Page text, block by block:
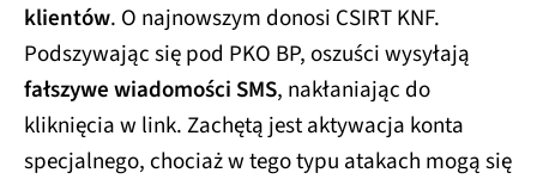
klientów. O najnowszym donosi CSIRT KNF.
Podszywając się pod PKO BP, oszuści wysyłają
fałszywe wiadomości SMS, nakłaniając do
kliknięcia w link. Zachętą jest aktywacja konta
specjalnego, chociaż w tego typu atakach mogą się